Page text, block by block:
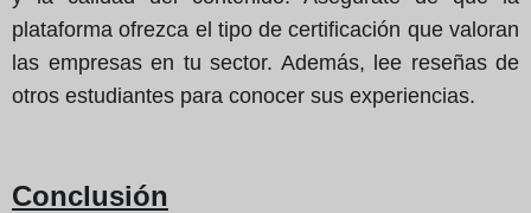
plataforma ofrezca el tipo de certificación que valoran
las empresas en tu sector. Además, lee reseñas de
otros estudiantes para conocer sus experiencias.
Conclusión